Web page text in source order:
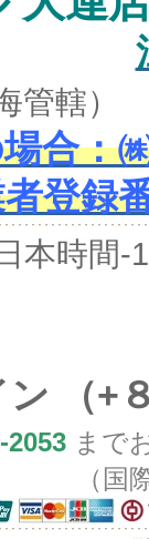
海管轄
合：
登録
本時間-
ン （+
2053 まで
（国